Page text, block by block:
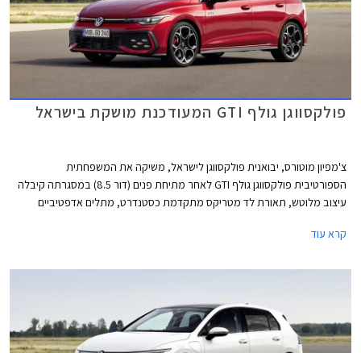
פולקסווגן גולף GTI המעודכנת מושקת בישראל
צ'מפיון מוטורס, יבואנית פולקסווגן לישראל, משיקה את המשפחתית
הספורטיבית פולקסווגן גולף GTI לאחר מתיחת פנים (דור 8.5) במסגרתה קיבלה
עיצוב מלוטש, תאורת לד מטריקס מתקדמת כסטנדרט, מתלים אדפטיביים
45,000 ₪ ביחס לדגם היוצא ועומד כעת על 299,900 ₪.
קרא עוד